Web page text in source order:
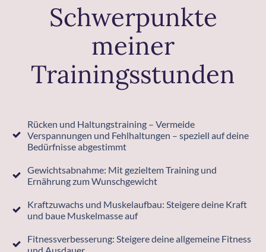
Schwerpunkte
meiner
Trainingsstunden
Rücken und Haltungstraining – Vermeide
Verspannungen und Fehlhaltungen – speziell auf deine
Bedürfnisse abgestimmt
Gewichtsabnahme: Mit gezieltem Training und
Ernährung zum Wunschgewicht
Kraftzuwachs und Muskelaufbau: Steigere deine Kraft
und baue Muskelmasse auf
Fitnessverbesserung: Steigere deine allgemeine Fitness